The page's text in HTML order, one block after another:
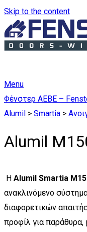
Skip to the content
Menu
Φένστερ ΑΕΒΕ –
Alumil > Smartia >
Alumil
H Alumil Smartia
ανακλινόμενο
διαφορετικών
προφίλ για